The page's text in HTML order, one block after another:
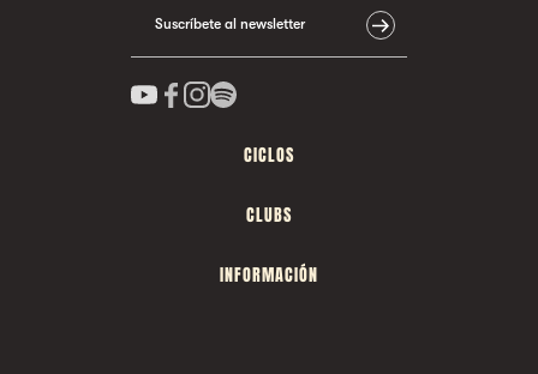
Suscríbete al newsletter
CICLOS
CLUBS
INFORMACIÓN